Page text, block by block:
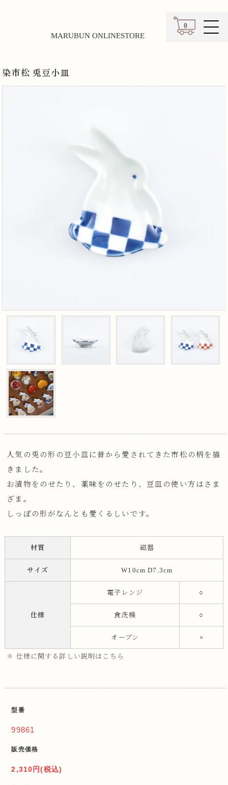
0
カート
MARUBUN ONLINESTORE
染市松 兎豆小皿
人気の兎の形の豆小皿に昔から愛されてきた市松の柄を描
きました。
お漬物をのせたり、薬味をのせたり、豆皿の使い方はさま
ざま。
しっぽの形がなんとも愛くるしいです。
材質 磁器
サイズ W10cm D7.3cm
仕様
電子レンジ ○
食洗機 ○
オーブン ×
＊ 仕様に関する詳しい説明はこちら
型番
99861
販売価格
2,310円(税込)